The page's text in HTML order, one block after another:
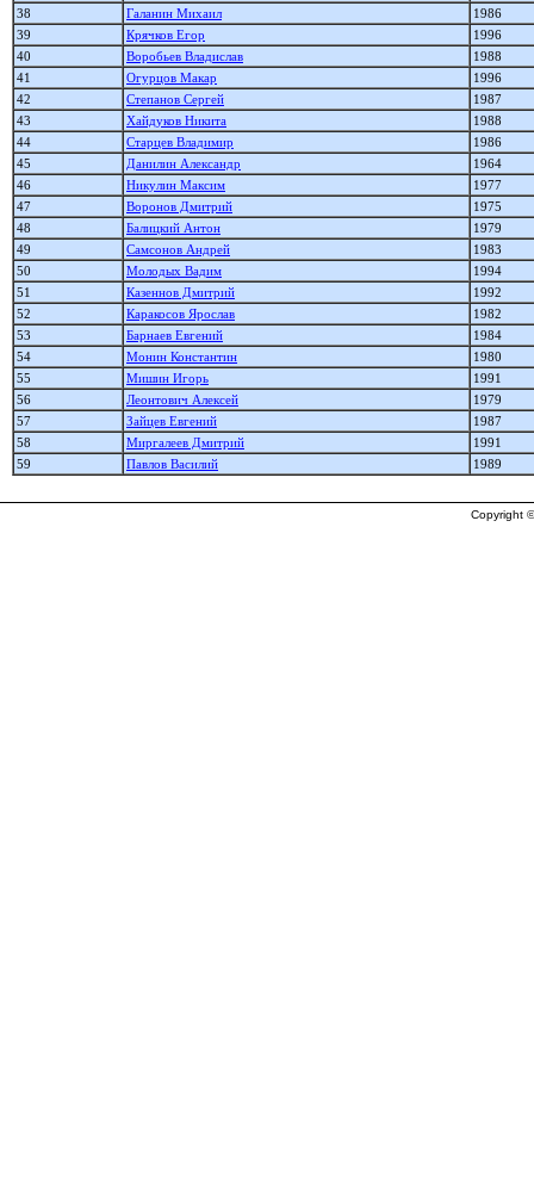
38
Галанин Михаил
1986
39
Крячков Егор
1996
40
Воробьев Владислав
1988
41
Огурцов Макар
1996
42
Степанов Сергей
1987
43
Хайдуков Никита
1988
44
Старцев Владимир
1986
45
Данилин Александр
1964
46
Никулин Максим
1977
47
Воронов Дмитрий
1975
48
Балицкий Антон
1979
49
Самсонов Андрей
1983
50
Молодых Вадим
1994
51
Казеннов Дмитрий
1992
52
Каракосов Ярослав
1982
53
Барнаев Евгений
1984
54
Монин Константин
1980
55
Мишин Игорь
1991
56
Леонтович Алексей
1979
57
Зайцев Евгений
1987
58
Миргалеев Дмитрий
1991
59
Павлов Василий 1989
Copyright